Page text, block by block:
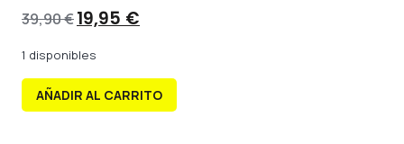
39,90€19,95 €
1 disponibles
AÑADIR AL CARRITO